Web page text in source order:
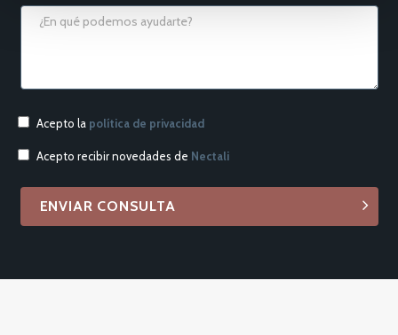
Acepto la política de privacidad
Acepto recibir novedades de Nectali